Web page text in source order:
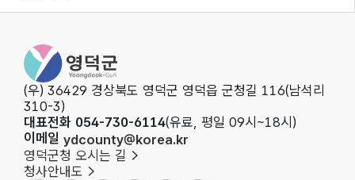
영덕군청
(우) 36429 경상북도 영덕군 영덕읍 군청길 116(남석리
310-3)
대표전화 054-730-6114(유료, 평일 09시~18시)
이메일 ydcounty@korea.kr
영덕군청 오시는 길
청사안내도